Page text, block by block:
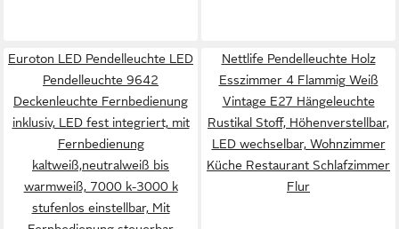
Euroton LED Pendelleuchte LED
Pendelleuchte 9642
Deckenleuchte Fernbedienung
inklusiv, LED fest integriert, mit
Fernbedienung
kaltweiß,neutralweiß bis
warmweiß, 7000 k-3000 k
stufenlos einstellbar, Mit
Nettlife Pendelleuchte Holz
Esszimmer 4 Flammig Weiß
Vintage E27 Hängeleuchte
Rustikal Stoff, Höhenverstellbar,
LED wechselbar, Wohnzimmer
Küche Restaurant Schlafzimmer
Flur